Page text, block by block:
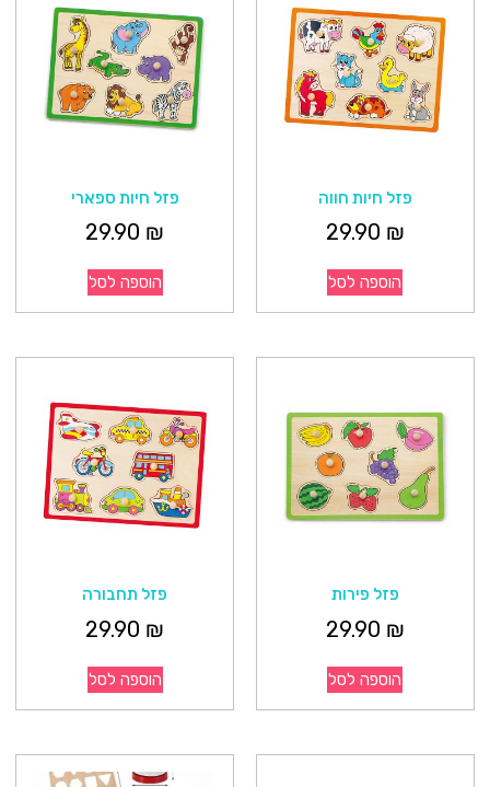
פזל חיות חווה
29.90 ₪
הוספה לסל
פזל חיות ספארי
29.90 ₪
הוספה לסל
פזל פירות
29.90 ₪
הוספה לסל
פזל תחבורה
29.90 ₪
הוספה לסל